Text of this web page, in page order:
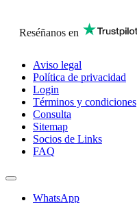
Reséñanos en
Aviso legal
Política de privacidad
Login
Términos y condiciones
Consulta
Sitemap
Socios de Links
FAQ
WhatsApp